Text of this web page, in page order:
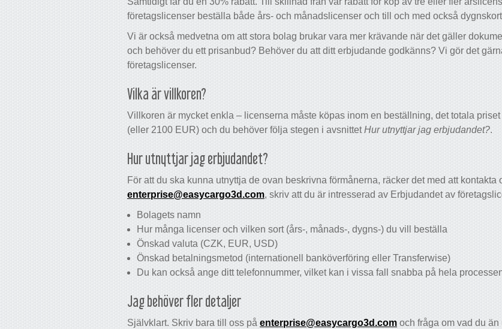
företagslicenser beställa både års- och månadslicenser och till och med också
Vi är också medvetna om att stora bolag brukar vara mer krävande när det gäller
och behöver du ett prisanbud? Behöver du att ditt erbjudande godkänns? Vi gör det
företagslicenser.
Vilka är villkoren?
Villkoren är mycket enkla – licenserna måste köpas inom en beställning, det totala
(eller 2100 EUR) och du behöver följa stegen i avsnittetHur utnyttjar jag erbjudandet?.
Hur utnyttjar jag erbjudandet?
För att du ska kunna utnyttja de ovan beskrivna förmånerna, räcker det med att kontakta
enterprise@easycargo3d.com, skriv att du är intresserad av Erbjudandet av
Bolagets namn
Hur många licenser och vilken sort (års-, månads-, dygns-) du vill beställa
Önskad valuta (CZK, EUR, USD)
Önskad betalningsmetod (internationell banköverföring eller Transferwise)
Du kan också ange ditt telefonnummer, vilket kan i vissa fall snabba på hela
Jag behöver fler detaljer
Självklart. Skriv bara till oss på enterprise@easycargo3d.com och fråga om vad du